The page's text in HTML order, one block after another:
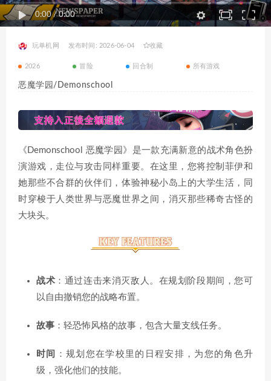
0:00/0:00
玩单机网 发布时间: 2026-06-04 收藏
2026 冒险 回合制 所有游戏
恶魔学园/Demonschool
《Demonschool 恶魔学园》是一款充满新意的战术角色扮
演游戏，走位与攻击同样重要。在这里，您将控制菲伊和
她那些不合群的伙伴们，体验神秘小岛上的大学生活，同
时穿梭于人类世界与恶魔世界之间，消灭那些稀奇古怪的
大块头。
战术 ：通过连击来消灭敌人。在规划阶段期间，您可
以自由撤销您的战略布置。
故事 ：轻恐怖风格的故事，包含大量支线任务。
时间
：规划您在学校里的日程安排，为您的角色升
级，强化他们的技能。